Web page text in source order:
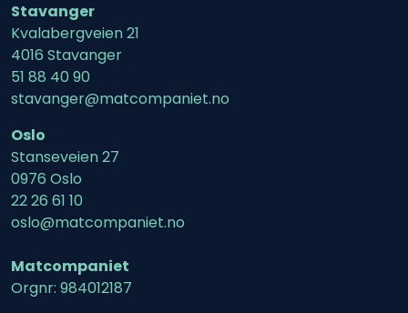
Stavanger
Kvalabergveien 21
4016 Stavanger
51 88 40 90
stavanger@matcompaniet.no
Oslo
Stanseveien 27
0976 Oslo
22 26 61 10
oslo@matcompaniet.no
Matcompaniet
Orgnr: 984012187